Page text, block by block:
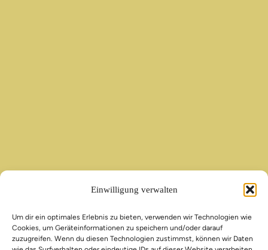
Einwilligung verwalten
Um dir ein optimales Erlebnis zu bieten, verwenden wir Technologien wie
Cookies, um Geräteinformationen zu speichern und/oder darauf
zuzugreifen. Wenn du diesen Technologien zustimmst, können wir Daten